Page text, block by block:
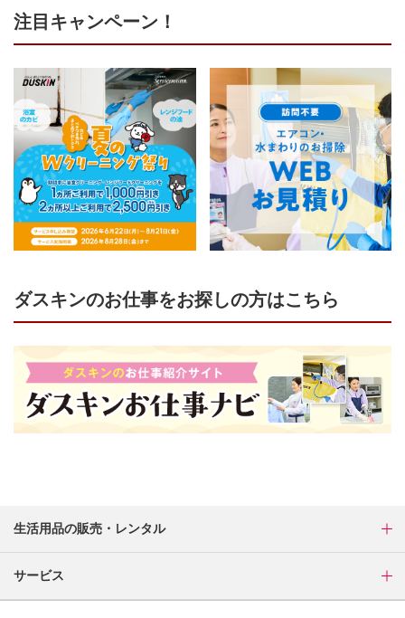
注目キャンペーン！
ダスキンのお仕事をお探しの方はこちら
生活用品の販売・レンタル
サービス